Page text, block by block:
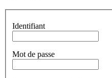
Identifiant
Mot de passe